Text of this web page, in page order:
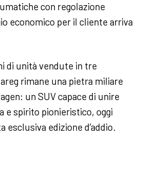
con regolazione
economico per il cliente arriva
di unità vendute in tre
rimane una pietra miliare
un SUV capace di unire
e spirito pionieristico, oggi
esclusiva edizione d’addio.